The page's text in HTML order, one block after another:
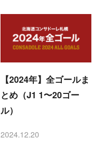
【2024年】全ゴールま
とめ（J1 1〜20ゴー
ル）
投稿日
2024.12.20